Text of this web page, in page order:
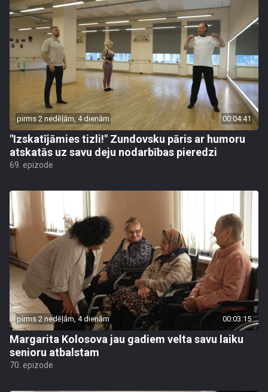
pirms 2 nedēļām, 4 dienām 00:04:41
"Izskatījāmies tizli!" Zundovsku pāris ar humoru
atskatās uz savu deju nodarbības pieredzi
69. epizode
pirms 2 nedēļām, 4 dienām 00:03:15
Margarita Kolosova jau gadiem velta savu laiku
senioru atbalstam
70. epizode